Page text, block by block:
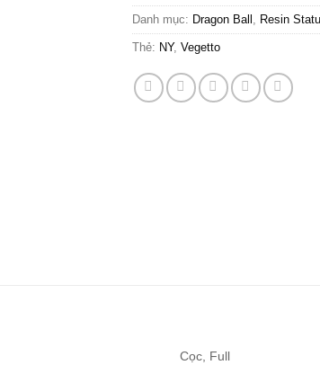
Danh mục: Dragon Ball , Resin
Thẻ: NY, Vegetto
Cọc, Full